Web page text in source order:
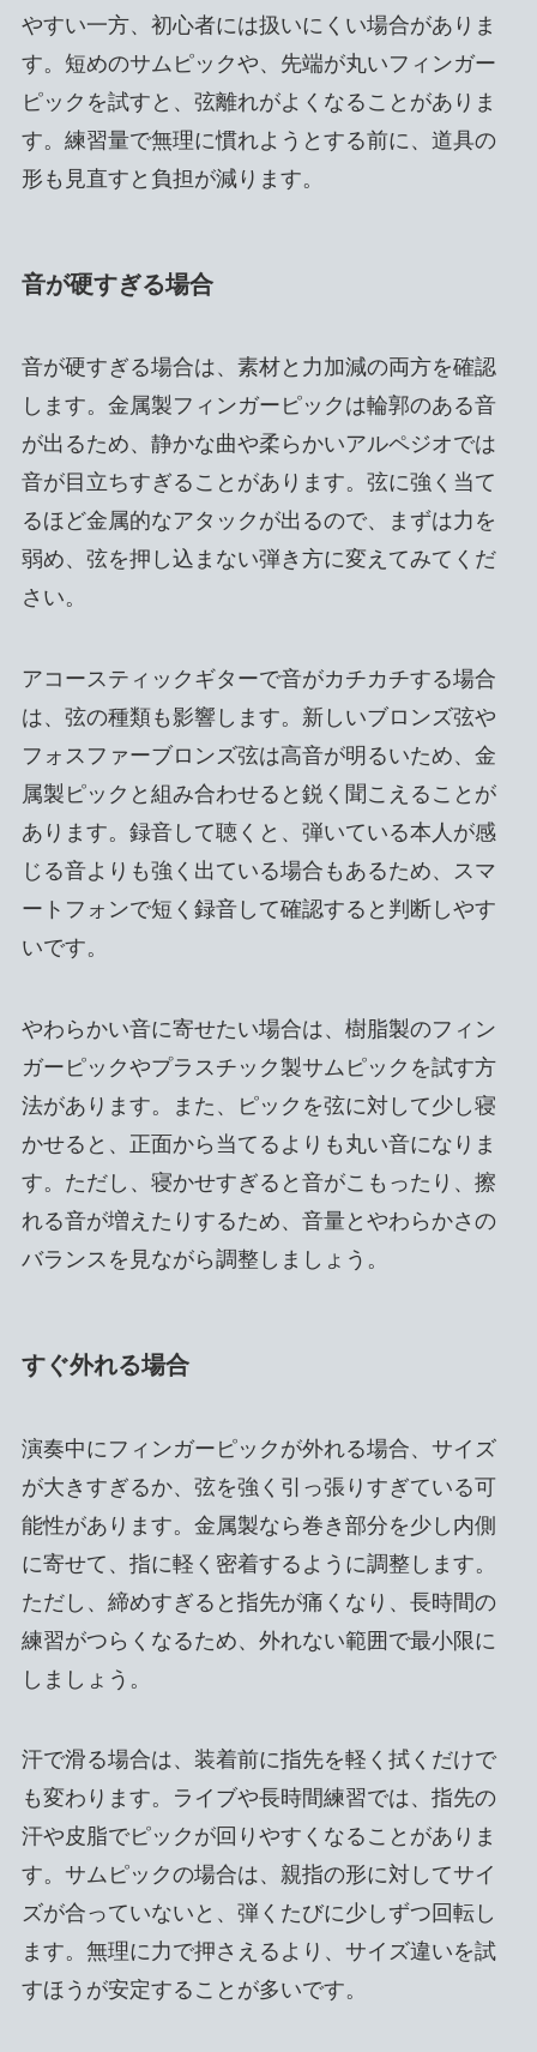
やすい一方、初心者には扱いにくい場合がありま
す。短めのサムピックや、先端が丸いフィンガー
ピックを試すと、弦離れがよくなることがありま
す。練習量で無理に慣れようとする前に、道具の
形も見直すと負担が減ります。
音が硬すぎる場合
音が硬すぎる場合は、素材と力加減の両方を確認
します。金属製フィンガーピックは輪郭のある音
が出るため、静かな曲や柔らかいアルペジオでは
音が目立ちすぎることがあります。弦に強く当て
るほど金属的なアタックが出るので、まずは力を
弱め、弦を押し込まない弾き方に変えてみてくだ
さい。
アコースティックギターで音がカチカチする場合
は、弦の種類も影響します。新しいブロンズ弦や
フォスファーブロンズ弦は高音が明るいため、金
属製ピックと組み合わせると鋭く聞こえることが
あります。録音して聴くと、弾いている本人が感
じる音よりも強く出ている場合もあるため、スマ
ートフォンで短く録音して確認すると判断しやす
いです。
やわらかい音に寄せたい場合は、樹脂製のフィン
ガーピックやプラスチック製サムピックを試す方
法があります。また、ピックを弦に対して少し寝
かせると、正面から当てるよりも丸い音になりま
す。ただし、寝かせすぎると音がこもったり、擦
れる音が増えたりするため、音量とやわらかさの
バランスを見ながら調整しましょう。
すぐ外れる場合
演奏中にフィンガーピックが外れる場合、サイズ
が大きすぎるか、弦を強く引っ張りすぎている可
能性があります。金属製なら巻き部分を少し内側
に寄せて、指に軽く密着するように調整します。
ただし、締めすぎると指先が痛くなり、長時間の
練習がつらくなるため、外れない範囲で最小限に
しましょう。
汗で滑る場合は、装着前に指先を軽く拭くだけで
も変わります。ライブや長時間練習では、指先の
汗や皮脂でピックが回りやすくなることがありま
す。サムピックの場合は、親指の形に対してサイ
ズが合っていないと、弾くたびに少しずつ回転し
ます。無理に力で押さえるより、サイズ違いを試
すほうが安定することが多いです。